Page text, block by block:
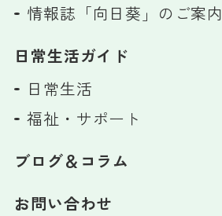
情報誌「向日葵」のご案内
日常生活ガイド
日常生活
福祉・サポート
ブログ＆コラム
お問い合わせ